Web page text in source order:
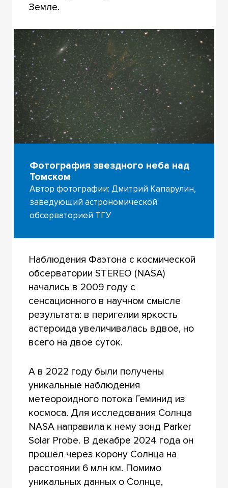
Земле.
Фотография звездного неба над
Томском
Автор фотографии: Дмитрий Капарулин,
заведующий астрономической
обсерваторией ТГУ
Наблюдения Фаэтона с космической
обсерватории STEREO (NASA)
начались в 2009 году с
сенсационного в научном смысле
результата: в перигелии яркость
астероида увеличивалась вдвое, но
всего на двое суток.
А в 2022 году были получены
уникальные наблюдения
метеороидного потока Геминид из
космоса. Для исследования Солнца
NASA направила к нему зонд Parker
Solar Probe. В декабре 2024 года он
прошёл через корону Солнца на
расстоянии 6 млн км. Помимо
уникальных данных о Солнце,